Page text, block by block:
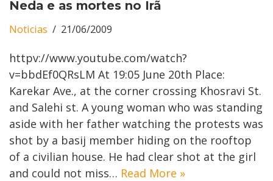
Neda e as mortes no Irã
Noticias 21/06/2009
httpv://www.youtube.com/watch?
v=bbdEf0QRsLM At 19:05 June 20th Place:
Karekar Ave., at the corner crossing Khosravi St.
and Salehi st. A young woman who was standing
aside with her father watching the protests was
shot by a basij member hiding on the rooftop
of a civilian house. He had clear shot at the girl
and could not miss… Read More »